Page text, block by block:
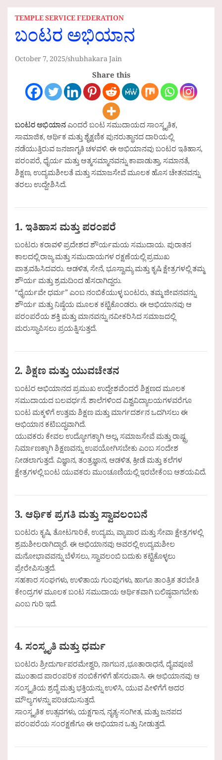
TEMPLE SERVICE FEDERATION
ಬಂಟರ ಅಭಿಯಾನ
October 7, 2025 shubhakara Jain
Share this
ಬಂಟರ ಅಭಿಯಾನಎಂದರೆ ಬಂಟ ಸಮುದಾಯದ ಸಾಂಸ್ಕೃತಿಕ,
ಸಾಮಾಜಿಕ, ಆರ್ಥಿಕ ಮತ್ತು ಶೈಕ್ಷಣಿಕ ಪುನರುತ್ಥಾನದ ದಾರಿಯಲ್ಲಿ
ನಡೆಯುತ್ತಿರುವ ಜನಜಾಗೃತಿ ಚಳವಳಿ. ಈ ಅಭಿಯಾನವು ಬಂಟರ ಇತಿಹಾಸ,
ಪರಂಪರೆ, ಧೈರ್ಯ ಮತ್ತು ಆತ್ಮಸಮ್ಮಾನವನ್ನು ಕಾಪಾಡುತ್ತಾ, ಸಮಾನತೆ,
ಶಿಕ್ಷಣ, ಉದ್ಯಮಶೀಲತೆ ಮತ್ತು ಸಮಾಜಸೇವೆ ಮೂಲಕ ಹೊಸ ಚೇತನವನ್ನು
ತರಲು ಉದ್ದೇಶಿಸಿದೆ.
1. ಇತಿಹಾಸ ಮತ್ತು ಪರಂಪರೆ
ಬಂಟರು ಕರಾವಳಿ ಪ್ರದೇಶದ ಶೌರ್ಯಮಯ ಸಮುದಾಯ. ಪುರಾತನ
ಕಾಲದಲ್ಲಿ ರಾಜ್ಯ ಮತ್ತು ಸಮುದಾಯಗಳ ರಕ್ಷಣೆಯಲ್ಲಿ ಪ್ರಮುಖ
ಪಾತ್ರವಹಿಸಿದವರು. ಆಡಳಿತ, ಸೇನೆ, ಭೂಸ್ವಾಮ್ಯ ಮತ್ತು ಕೃಷಿ ಕ್ಷೇತ್ರಗಳಲ್ಲಿ ತಮ್ಮ
ಶೌರ್ಯ ಮತ್ತು ಶ್ರಮದಿಂದ ಹೆಸರಾಗಿದ್ದರು.
“ಧೈರ್ಯವೇ ಧರ್ಮ” ಎಂಬ ನಂಬಿಕೆಯುಳ್ಳ ಬಂಟರು, ತಮ್ಮ ಜೀವನವನ್ನು
ಶೌರ್ಯ ಮತ್ತು ನಿಷ್ಠೆಯ ಮೂಲಕ ಕಟ್ಟಿಕೊಂಡರು. ಈ ಅಭಿಯಾನವು ಆ
ಪರಂಪರೆಯ ಶಕ್ತಿ ಮತ್ತು ಮಾನವನ್ನು ನವೀಕರಿಸಿದ ಸಮಾಜದಲ್ಲಿ
ಮರುಸ್ಥಾಪಿಸಲು ಪ್ರಯತ್ನಿಸುತ್ತದೆ.
2. ಶಿಕ್ಷಣ ಮತ್ತು ಯುವಚೇತನ
ಬಂಟರ ಅಭಿಯಾನದ ಪ್ರಮುಖ ಉದ್ದೇಶವೆಂದರೆ ಶಿಕ್ಷಣದ ಮೂಲಕ
ಸಮುದಾಯದ ಬಲವರ್ಧನೆ. ಶಾಲೆಗಳಿಂದ ವಿಶ್ವವಿದ್ಯಾಲಯಗಳವರೆಗೂ
ಬಂಟ ಮಕ್ಕಳಿಗೆ ಉತ್ತಮ ಶಿಕ್ಷಣ ಮತ್ತು ಮಾರ್ಗದರ್ಶನ ಒದಗಿಸಲು ಈ
ಅಭಿಯಾನ ಕಟಿಬದ್ಧವಾಗಿದೆ.
ಯುವಕರು ಕೇವಲ ಉದ್ಯೋಗಕ್ಕಾಗಿ ಅಲ್ಲ, ಸಮಾಜಸೇವೆ ಮತ್ತು ರಾಷ್ಟ್ರ
ನಿರ್ಮಾಣಕ್ಕಾಗಿ ಶಿಕ್ಷಣವನ್ನು ಉಪಯೋಗಿಸಬೇಕು ಎಂಬ ಸಂದೇಶ
ನೀಡಲಾಗುತ್ತದೆ. ವಿಜ್ಞಾನ, ತಂತ್ರಜ್ಞಾನ, ಆಡಳಿತ, ಕ್ರೀಡೆ ಮತ್ತು ಕಲೆಗಳ
ಕ್ಷೇತ್ರಗಳಲ್ಲಿ ಬಂಟ ಯುವಕರು ಮುಂಚೂಣಿಯಲ್ಲಿ ಇರಬೇಕೆಂಬ ಆಶಯವಿದೆ.
3. ಆರ್ಥಿಕ ಪ್ರಗತಿ ಮತ್ತು ಸ್ವಾವಲಂಬನೆ
ಬಂಟರು ಕೃಷಿ, ತೋಟಗಾರಿಕೆ, ಉದ್ಯಮ, ವ್ಯಾಪಾರ ಮತ್ತು ಸೇವಾ ಕ್ಷೇತ್ರಗಳಲ್ಲಿ
ಶ್ರಮಶೀಲರಾಗಿದ್ದಾರೆ. ಈ ಅಭಿಯಾನವು ಅವರಲ್ಲಿ ಉದ್ಯಮಶೀಲ
ಮನೋಭಾವವನ್ನು ಬೆಳೆಸಲು, ಸ್ವಾವಲಂಬಿ ಬದುಕು ಕಟ್ಟಿಕೊಳ್ಳಲು
ಪ್ರೇರೇಪಿಸುತ್ತದೆ.
ಸಹಕಾರ ಸಂಘಗಳು, ಉಳಿತಾಯ ಗುಂಪುಗಳು, ಹಾಗೂ ತಾಂತ್ರಿಕ ತರಬೇತಿ
ಕೇಂದ್ರಗಳ ಮೂಲಕ ಬಂಟ ಸಮುದಾಯ ಆರ್ಥಿಕವಾಗಿ ಬಲಿಷ್ಠವಾಗಬೇಕು
ಎಂಬ ಗುರಿ ಇದೆ.
4. ಸಂಸ್ಕೃತಿ ಮತ್ತು ಧರ್ಮ
ಬಂಟರು ಶ್ರೀದುರ್ಗಾಪರಮೇಶ್ವರಿ, ನಾಗಬನ ,ಭೂತಾರಾಧನೆ, ದೈವಪೂಜೆ
ಮುಂತಾದ ಪಾರಂಪರಿಕ ನಂಬಿಕೆಗಳಿಗೆ ಹೆಸರುವಾಸಿ. ಈ ಅಭಿಯಾನವು ಆ
ಸಂಸ್ಕೃತಿಯ ಶ್ರದ್ಧೆ ಮತ್ತು ಭಕ್ತಿಯನ್ನು ಉಳಿಸಿ, ಯುವ ಪೀಳಿಗೆಗೆ ಅದರ
ಮೌಲ್ಯಗಳನ್ನು ಪರಿಚಯಿಸುತ್ತದೆ.
ಸಾಂಸ್ಕೃತಿಕ ಉತ್ಸವಗಳು, ಯಕ್ಷಗಾನ, ನೃತ್ಯ-ಸಂಗೀತ, ಮತ್ತು ಜನಪದ
ಪರಂಪರೆಯ ಸಂರಕ್ಷಣೆಗೂ ಈ ಅಭಿಯಾನ ಒತ್ತು ನೀಡುತ್ತದೆ.